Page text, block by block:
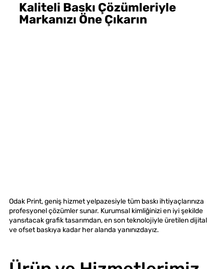
Kaliteli Baskı Çözümleriyle
Markanızı Öne Çıkarın
Odak Print, geniş hizmet yelpazesiyle tüm baskı ihtiyaçlarınıza
profesyonel çözümler sunar. Kurumsal kimliğinizi en iyi şekilde
yansıtacak grafik tasarımdan, en son teknolojiyle üretilen dijital
ve ofset baskıya kadar her alanda yanınızdayız.